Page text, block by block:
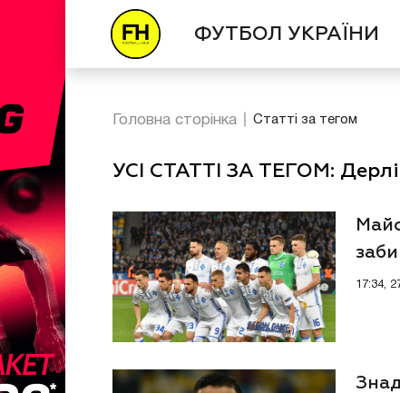
ФУТБОЛ УКРАЇНИ
Головна сторінка Статті за тегом
УСІ СТАТТІ ЗА ТЕГОМ:
17:34,